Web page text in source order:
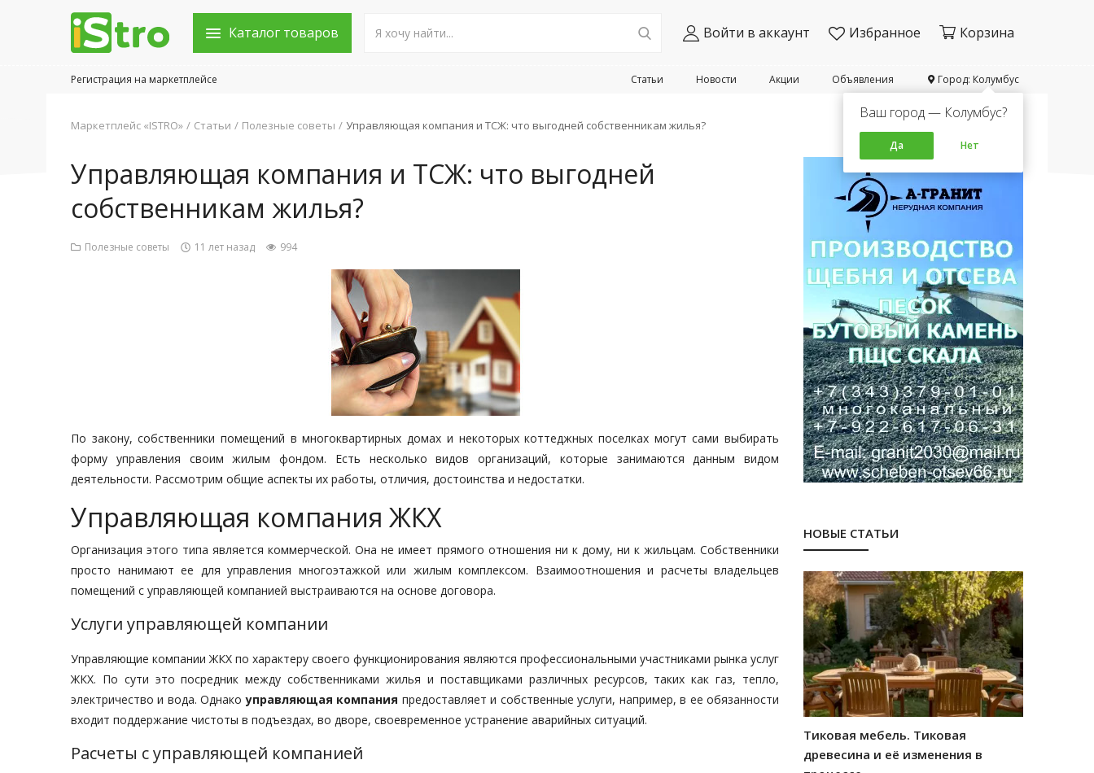
Каталог товаров Войти в аккаунт Избранное Корзина
Город: Колумбус
Ваш город — Колумбус?
Да Нет
Объявления
Акции
Новости
Статьи
Регистрация на маркетплейсе
Маркетплейс «ISTRO» Статьи Полезные советы Управляющая компания и ТСЖ: что выгодней собственникам жилья?
Управляющая компания и ТСЖ: что выгодней
собственникам жилья?
Полезные советы 11 лет назад 994
По закону, собственники помещений в многоквартирных домах и некоторых коттеджных поселках могут сами выбирать
форму управления своим жилым фондом. Есть несколько видов организаций, которые занимаются данным видом
деятельности. Рассмотрим общие аспекты их работы, отличия, достоинства и недостатки.
Управляющая компания ЖКХ
Организация этого типа является коммерческой. Она не имеет прямого отношения ни к дому, ни к жильцам. Собственники
просто нанимают ее для управления многоэтажкой или жилым комплексом. Взаимоотношения и расчеты владельцев
помещений с управляющей компанией выстраиваются на основе договора.
Услуги управляющей компании
Управляющие компании ЖКХ по характеру своего функционирования являются профессиональными участниками рынка услуг
ЖКХ. По сути это посредник между собственниками жилья и поставщиками различных ресурсов, таких как газ, тепло,
электричество и вода. Однакоуправляющая компания предоставляет и собственные услуги, например, в ее обязанности
входит поддержание чистоты в подъездах, во дворе, своевременное устранение аварийных ситуаций.
Расчеты с управляющей компанией
НОВЫЕ СТАТЬИ
Тиковая мебель. Тиковая
древесина и её изменения в